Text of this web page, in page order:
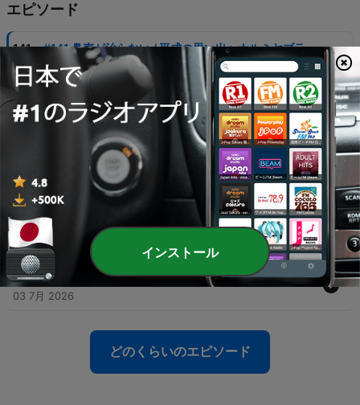
エピソード
141 - #141 鼻声が治らない / 平成の思い出〜ナルミヤブラ
ンド・メイキングトイ〜
31 7月 2026
140 - #140 祝！すみ黙本発売！＆映画『急に具合が悪くな
る』(今更観た)
139 #139 鼻中隔湾曲症手術 体験記
17 7月 2026
138 - #138 最近のあれこれオムニバス
10 7月 2026
137 - #137 W杯と最近今更ハマりかけているF1(にわか)
03 7月 2026
どのくらいのエピソード
インストール